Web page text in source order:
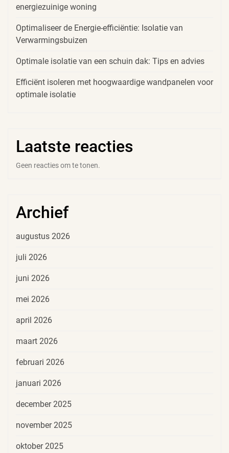
energiezuinige woning
Optimaliseer de Energie-efficiëntie: Isolatie van
Verwarmingsbuizen
Optimale isolatie van een schuin dak: Tips en advies
Efficiënt isoleren met hoogwaardige wandpanelen voor
optimale isolatie
Laatste reacties
Geen reacties om te tonen.
Archief
augustus 2026
juli 2026
juni 2026
mei 2026
april 2026
maart 2026
februari 2026
januari 2026
december 2025
november 2025
oktober 2025